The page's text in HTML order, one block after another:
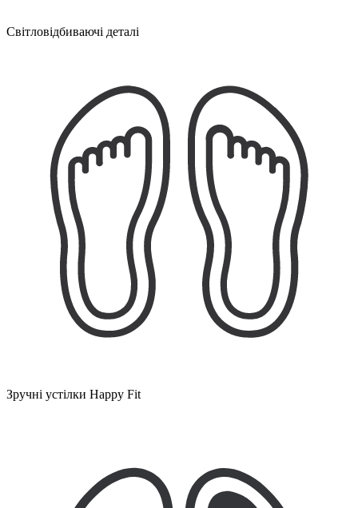
Світловідбиваючі деталі
Зручні устілки Happy Fit